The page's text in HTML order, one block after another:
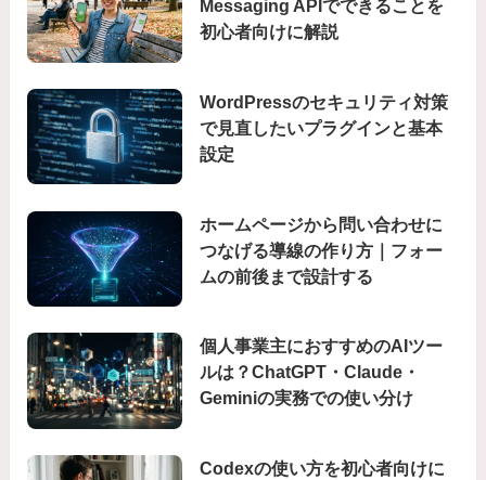
Messaging APIでできることを
初心者向けに解説
WordPressのセキュリティ対策
で見直したいプラグインと基本
設定
ホームページから問い合わせに
つなげる導線の作り方｜フォー
ムの前後まで設計する
個人事業主におすすめのAIツー
ルは？ChatGPT・Claude・
Geminiの実務での使い分け
Codexの使い方を初心者向けに